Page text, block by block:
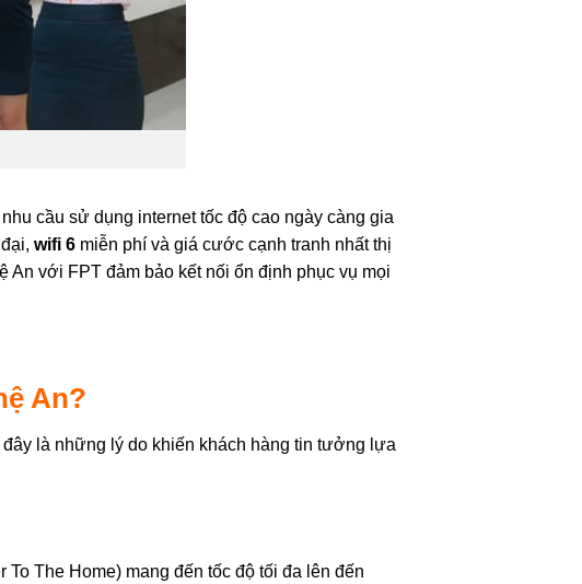
cầu sử dụng internet tốc độ cao ngày càng gia
đại,wifi 6 miễn phí và giá cước cạnh tranh nhất thị
An với FPT đảm bảo kết nối ổn định phục vụ mọi
An?
là những lý do khiến khách hàng tin tưởng lựa
The Home) mang đến tốc độ tối đa lên đến